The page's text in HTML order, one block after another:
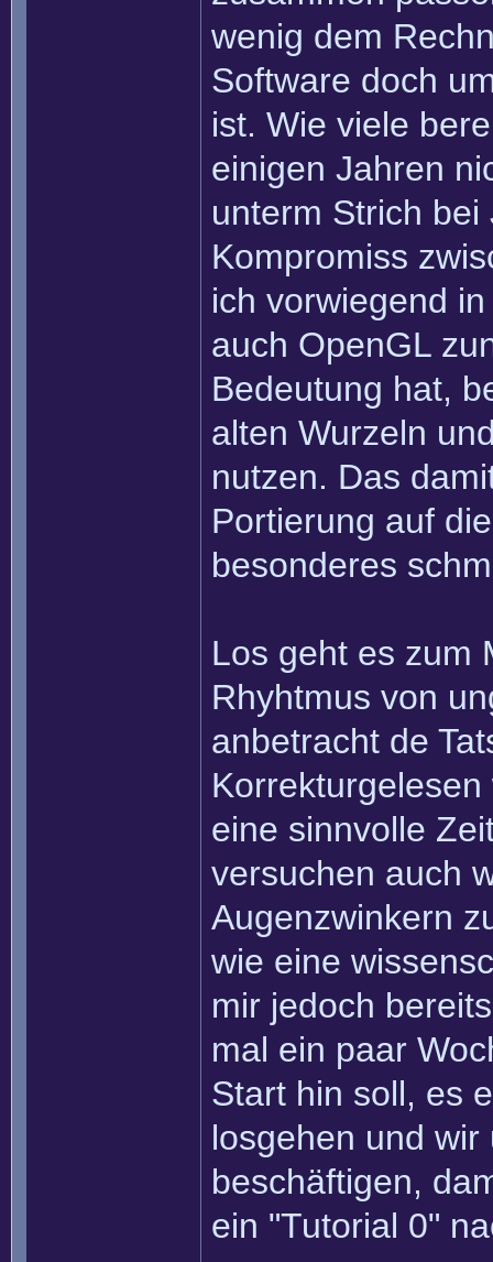
wenig dem
Software doch
ist. Wie viele
einigen Jahren
unterm Strich
Kompromiss
ich vorwiegend
auch OpenGL
Bedeutung hat,
alten Wurzeln
nutzen. Das
Portierung auf
besonderes
Los geht es zum
Rhyhtmus von
anbetracht de
eine sinnvolle
versuchen auch
Augenzwinkern
wie eine
mir jedoch
mal ein paar
Start hin soll, es
losgehen und
beschäftigen,
ein "Tutorial 0"